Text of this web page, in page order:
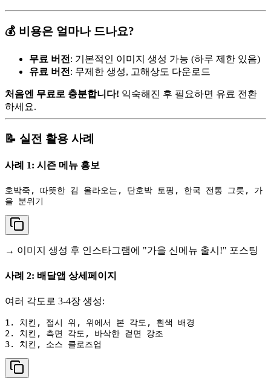
💰 비용은 얼마나 드나요?
무료 버전 : 기본적인 이미지 생성 가능 (하루 제한 있음)
유료 버전 : 무제한 생성, 고해상도 다운로드
처음엔 무료로 충분합니다! 익숙해진 후 필요하면 유료 전환
하세요.
📝 실전 활용 사례
사례 1: 시즌 메뉴 홍보
호박죽, 따뜻한 김 올라오는, 단호박 토핑, 한국 전통 그릇, 가
→ 이미지 생성 후 인스타그램에 "가을 신메뉴 출시!" 포스팅
사례 2: 배달앱 상세페이지
여러 각도로 3-4장 생성:
1. 치킨, 접시 위, 위에서 본 각도, 흰색 배경
2. 치킨, 측면 각도, 바삭한 겉면 강조